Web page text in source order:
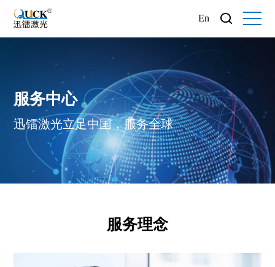
En
服务中心
迅镭激光立足中国，服务全球
服务理念